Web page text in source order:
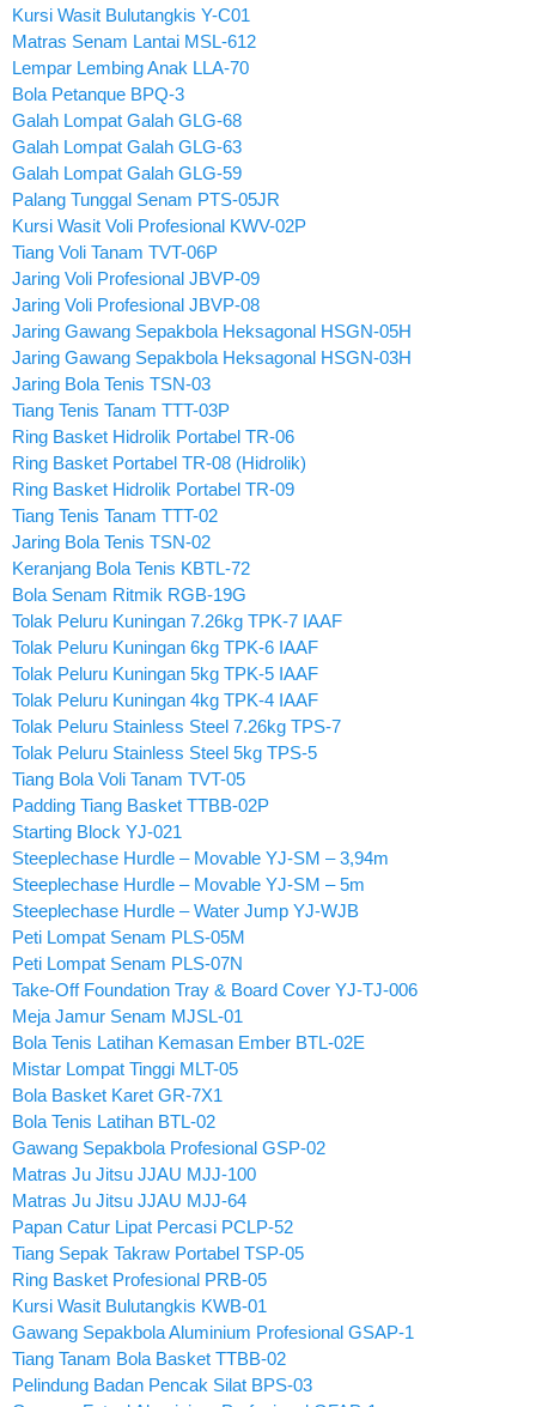
Kursi Wasit Bulutangkis Y-C01
Matras Senam Lantai MSL-612
Lempar Lembing Anak LLA-70
Bola Petanque BPQ-3
Galah Lompat Galah GLG-68
Galah Lompat Galah GLG-63
Galah Lompat Galah GLG-59
Palang Tunggal Senam PTS-05JR
Kursi Wasit Voli Profesional KWV-02P
Tiang Voli Tanam TVT-06P
Jaring Voli Profesional JBVP-09
Jaring Voli Profesional JBVP-08
Jaring Gawang Sepakbola Heksagonal HSGN-05H
Jaring Gawang Sepakbola Heksagonal HSGN-03H
Jaring Bola Tenis TSN-03
Tiang Tenis Tanam TTT-03P
Ring Basket Hidrolik Portabel TR-06
Ring Basket Portabel TR-08 (Hidrolik)
Ring Basket Hidrolik Portabel TR-09
Tiang Tenis Tanam TTT-02
Jaring Bola Tenis TSN-02
Keranjang Bola Tenis KBTL-72
Bola Senam Ritmik RGB-19G
Tolak Peluru Kuningan 7.26kg TPK-7 IAAF
Tolak Peluru Kuningan 6kg TPK-6 IAAF
Tolak Peluru Kuningan 5kg TPK-5 IAAF
Tolak Peluru Kuningan 4kg TPK-4 IAAF
Tolak Peluru Stainless Steel 7.26kg TPS-7
Tolak Peluru Stainless Steel 5kg TPS-5
Tiang Bola Voli Tanam TVT-05
Padding Tiang Basket TTBB-02P
Starting Block YJ-021
Steeplechase Hurdle – Movable YJ-SM – 3,94m
Steeplechase Hurdle – Movable YJ-SM – 5m
Steeplechase Hurdle – Water Jump YJ-WJB
Peti Lompat Senam PLS-05M
Peti Lompat Senam PLS-07N
Take-Off Foundation Tray & Board Cover YJ-TJ-006
Meja Jamur Senam MJSL-01
Bola Tenis Latihan Kemasan Ember BTL-02E
Mistar Lompat Tinggi MLT-05
Bola Basket Karet GR-7X1
Bola Tenis Latihan BTL-02
Gawang Sepakbola Profesional GSP-02
Matras Ju Jitsu JJAU MJJ-100
Matras Ju Jitsu JJAU MJJ-64
Papan Catur Lipat Percasi PCLP-52
Tiang Sepak Takraw Portabel TSP-05
Ring Basket Profesional PRB-05
Kursi Wasit Bulutangkis KWB-01
Gawang Sepakbola Aluminium Profesional GSAP-1
Tiang Tanam Bola Basket TTBB-02
Pelindung Badan Pencak Silat BPS-03